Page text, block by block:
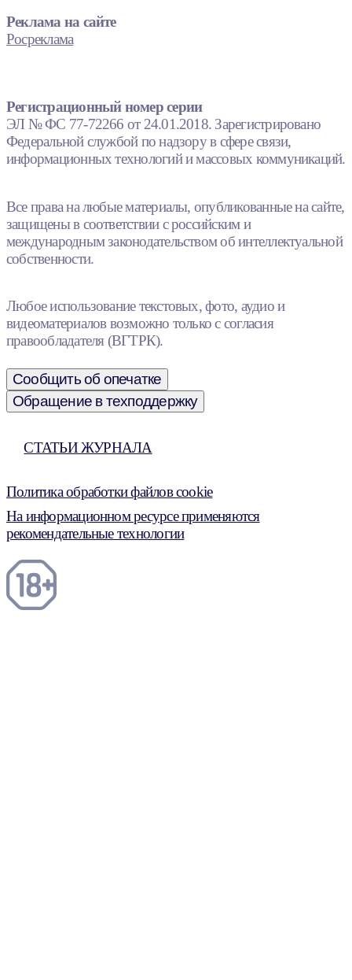
Реклама на сайте
Росреклама
Регистрационный номер серии
ЭЛ № ФС 77-72266 от 24.01.2018. Зарегистрировано
Федеральной службой по надзору в сфере связи,
информационных технологий и массовых коммуникаций.
Все права на любые материалы, опубликованные на сайте,
защищены в соответствии с российским и
международным законодательством об интеллектуальной
собственности.
Любое использование текстовых, фото, аудио и
видеоматериалов возможно только с согласия
правообладателя (ВГТРК).
Сообщить об опечатке
Обращение в техподдержку
СТАТЬИ ЖУРНАЛА
Политика обработки файлов cookie
На информационном ресурсе применяются
рекомендательные технологии